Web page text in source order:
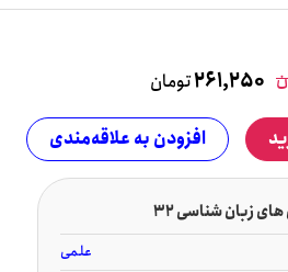
261,250تومان
افزودن به علاقه‌مندی
زبان شناسی 32
علمی